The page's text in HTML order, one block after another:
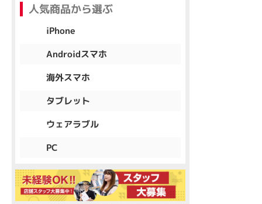
人気商品から選ぶ
iPhone
Androidスマホ
海外スマホ
タブレット
ウェアラブル
PC